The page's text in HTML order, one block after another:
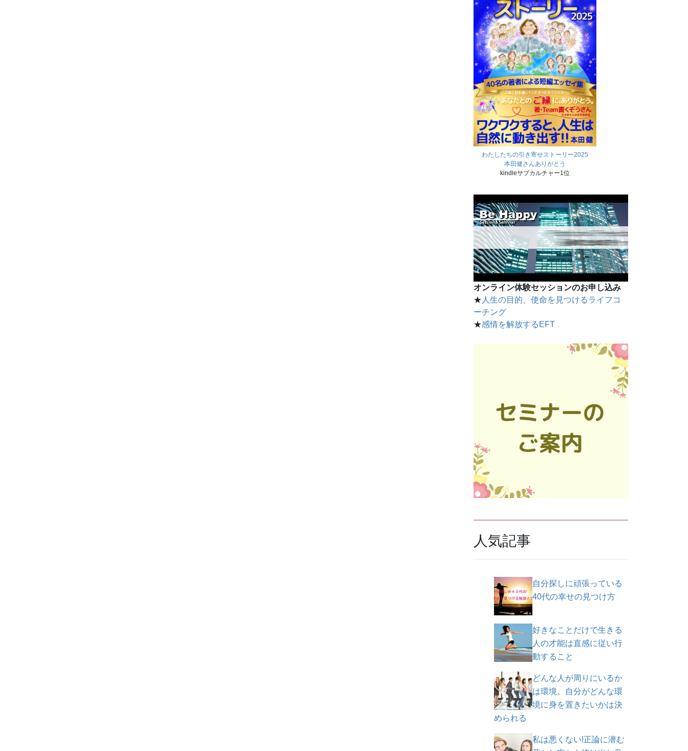
わたしたちの引き寄せストーリー2025
本田健さんありがとう
kindleサブカルチャー1位
オンライン体験セッションのお申し込み
★ 人生の目的、使命を見つけるライフコ
ーチング
★感情を解放するEFT
人気記事
自分探しに頑張っている
40代の幸せの見つけ方
好きなことだけで生きる
人の才能は直感に従い行
動すること
どんな人が周りにいるか
は環境。自分がどんな環
境に身を置きたいかは決
められる
私は悪くない!正論に潜む